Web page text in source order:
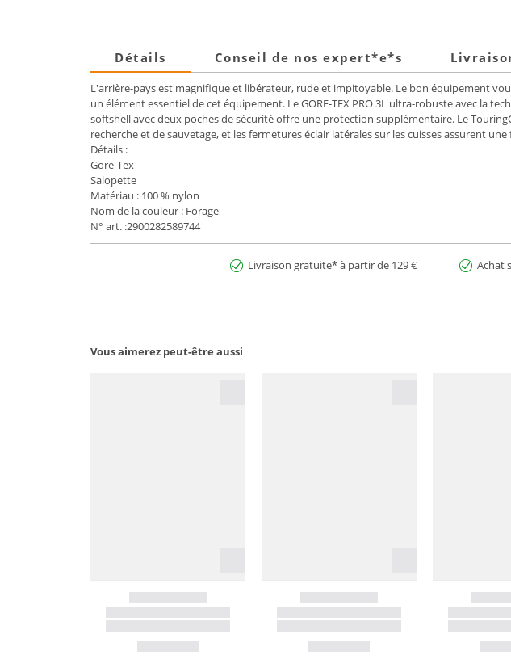
Détails Conseil de nos expert*e*s
L'arrière-pays est magnifique et libérateur, rude et impitoyable. Le bon équipement
un élément essentiel de cet équipement. Le GORE-TEX PRO 3L ultra-robuste avec la
softshell avec deux poches de sécurité offre une protection supplémentaire. Le
recherche et de sauvetage, et les fermetures éclair latérales sur les cuisses assurent
Détails :
Gore-Tex
Salopette
Matériau : 100 % nylon
Nom de la couleur : Forage
N° art. :2900282589744
Livraison gratuite* à partir de 129 € Achat
Vous aimerez peut-être aussi